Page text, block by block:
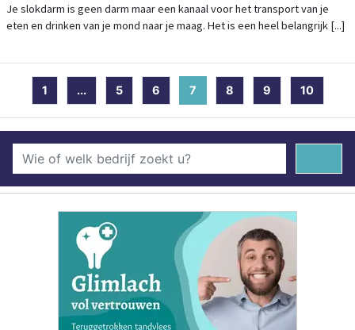
Je slokdarm is geen darm maar een kanaal voor het transport van je
eten en drinken van je mond naar je maag. Het is een heel belangrijk [...]
1 ... 5 6 7 (current)
8 9 10